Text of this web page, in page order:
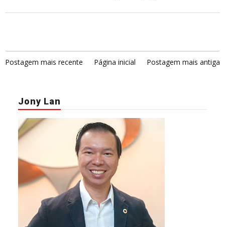
Postagem mais recente Página inicial Postagem mais antiga
Jony Lan